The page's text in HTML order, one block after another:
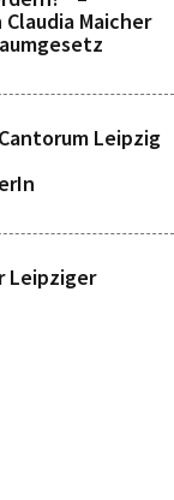
Maicher
Leipzig
Leipziger